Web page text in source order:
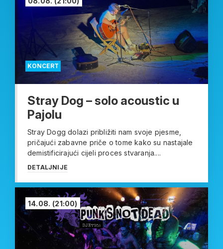
KONCERT
Stray Dog – solo acoustic u
Pajolu
Stray Dogg dolazi približiti nam svoje pjesme,
pričajući zabavne priče o tome kako su nastajale
demistificirajući cijeli proces stvaranja....
DETALJNIJE
14.08. (21:00)